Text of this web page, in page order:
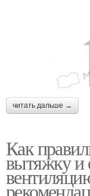
читать дальше →
Как
вытяжку и